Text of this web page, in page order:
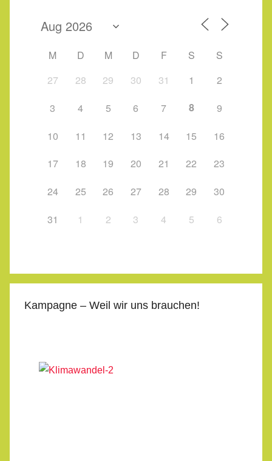
M D M D F S
S
27
28 29 30 31 1
2
3
4 5 6 7 8
9
10
11 12 13 14 15
16
17
18 19 20 21 22
23
24
25 26 27 28 29
30
31
1 2 3 4 5 6
Kampagne – Weil wir uns brauchen!